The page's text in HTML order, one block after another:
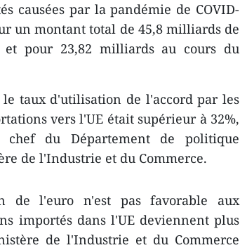
causées par la pandémie de COVID-
un montant total de 45,8 milliards de
et pour 23,82 milliards au cours du
taux d'utilisation de l'accord par les
vers l'UE était supérieur à 32%,
du Département de politique
de l'Industrie et du Commerce.
de l'euro n'est pas favorable aux
importés dans l'UE deviennent plus
de l'Industrie et du Commerce